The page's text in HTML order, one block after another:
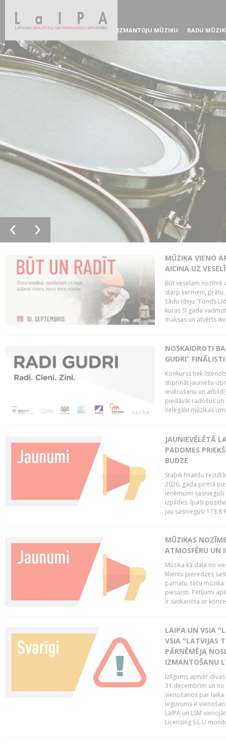
IZMANTOJU MŪZIKU RADU
MŪZIKA VIENO
AICINA UZ
Būt veselam nozīmē
starp ķermeni,
šādu ideju "Fonds
kuras šī gada
maksas un atvērts
NOSKAIDROTI
GUDRI” FINĀLISTI
Konkurss tiek
stiprināt jauniešu
ievērošanu un
piedāvāt radošus
nelegālu mūzikas
JAUNIEVĒLĒTĀ
PADOMES
BUDZE
Stabili finanšu
2026. gada pirmā
ieņēmumi
izpildes. Īpaši
jau sasnieguši 173,8
MŪZIKAS
ATMOSFĒRU UN
Mūzika kā daļa no
klientu pieredzes
pamatu, taču
piesaisti. Pētījumi
ir saskaņota ar
LAIPA UN VSIA
VSIA "LATVIJAS
PĀRŅĒMĒJA
IZMANTOŠANU
Izlīgums aptver
31.decembrim un no
vienošanos par
ieguvums ir
LaIPA un LSM
Licensing S.L.U